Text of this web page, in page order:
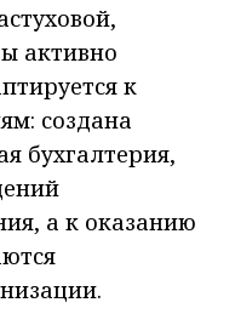
активно
к
создана
бухгалтерия,
а к оказанию